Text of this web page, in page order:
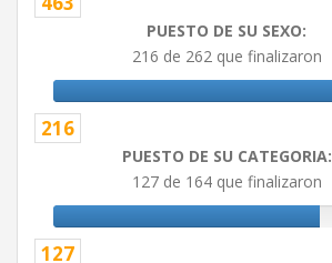
PUESTO DE SU SEXO:
216 de 262 que finalizaron
216
PUESTO DE SU CATEGORIA:
127 de 164 que finalizaron
127